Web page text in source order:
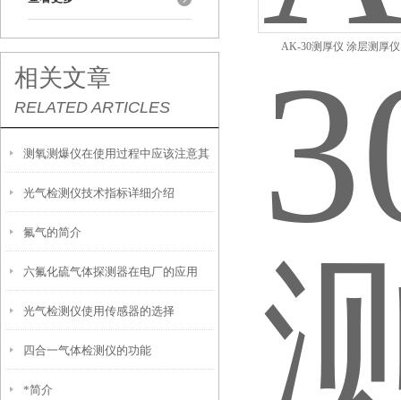
相关文章
RELATED ARTICLES
测氧测爆仪在使用过程中应该注意其
安全性
光气检测仪技术指标详细介绍
氟气的简介
六氟化硫气体探测器在电厂的应用
光气检测仪使用传感器的选择
四合一气体检测仪的功能
*简介
AK-30测厚仪 涂层测厚